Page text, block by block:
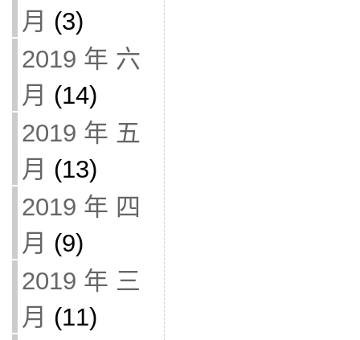
月 (3)
2019 年 六
月 (14)
2019 年 五
月 (13)
2019 年 四
月 (9)
2019 年 三
月 (11)